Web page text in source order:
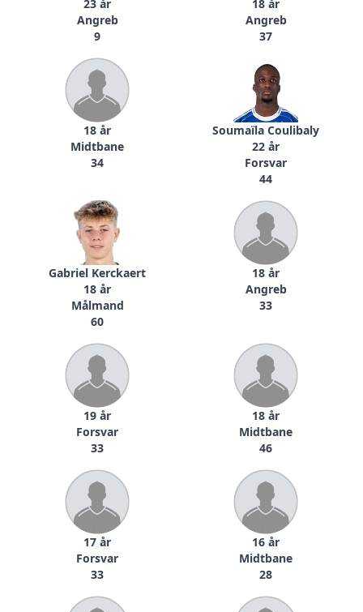
23 år
Angreb
9
18 år
Angreb
37
18 år
Midtbane
34
Soumaïla Coulibaly
22 år
Forsvar
44
Gabriel Kerckaert
18 år
Målmand
60
18 år
Angreb
33
19 år
Forsvar
33
18 år
Midtbane
46
17 år
Forsvar
33
16 år
Midtbane
28